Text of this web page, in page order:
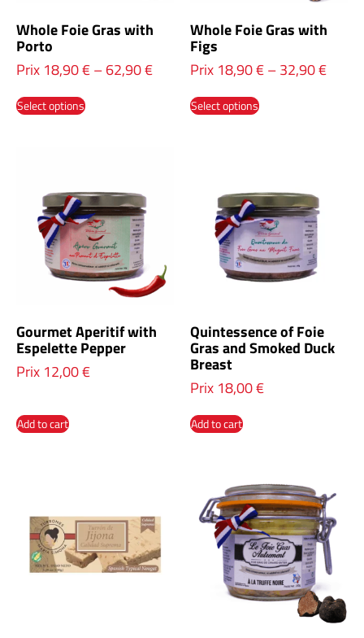
Whole Foie Gras with
Porto
Prix 18,90€–62,90€
Select options
Whole Foie Gras with
Figs
Prix 18,90€–32,90€
Select options
Gourmet Aperitif with
Espelette Pepper
Prix 12,00€
Add to cart
Quintessence of Foie
Gras and Smoked Duck
Breast
Prix 18,00€
Add to cart